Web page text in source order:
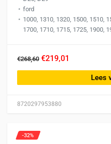
8720297953880
ford
1000, 1310, 1320, 1500, 1510,
1700, 1710, 1715, 1725, 1900,
€268,60 €219,01
Lees
-32%